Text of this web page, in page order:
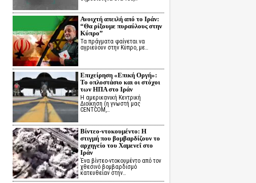
Ανοιχτή απειλή από το Ιράν:
“Θα ρίξουμε πυραύλους στην
Κύπρο”
Τα πράγματα φαίνεται να
αγριεύουν στην Κύπρο, με…
Επιχείρηση «Επική Οργή»:
Το οπλοστάσιο και οι στόχοι
των ΗΠΑ στο Ιράν
Η αμερικανική Κεντρική
Διοίκηση (η γνωστή μας
CENTCOM,…
Βίντεο-ντοκουμέντο: Η
στιγμή που βομβαρδίζουν το
αρχηγείο του Χαμενεΐ στο
Ιράν
Ένα βίντεο-ντοκουμέντο από τον
χθεσινό βομβαρδισμό
κατευθείαν στην…